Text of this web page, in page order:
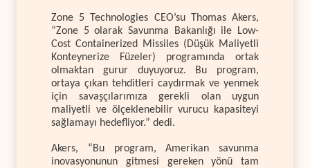
Zone 5 Technologies CEO’su Thomas Akers,
“Zone 5 olarak Savunma Bakanlığı ile Low-
Cost Containerized Missiles (Düşük Maliyetli
Konteynerize Füzeler) programında ortak
olmaktan gurur duyuyoruz. Bu program,
ortaya çıkan tehditleri caydırmak ve yenmek
için savaşçılarımıza gerekli olan uygun
maliyetli ve ölçeklenebilir vurucu kapasiteyi
sağlamayı hedefliyor.” dedi.
Akers, “Bu program, Amerikan savunma
inovasyonunun gitmesi gereken yönü tam